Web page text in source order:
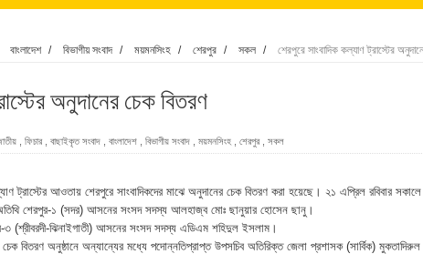
নদের ভাঙ্গন; চোখের সামনেই ভিটে মাটি হারিয়ে দিশেহারা মানুষ
ভালো লাগে না?- আতিকুর রহমান
হামলায় চাচী নিহত; হত্যা মামলার প্রস্তুতি
কমিটি নিয়ে হট্টগোল, সমাজসেবা কর্মচারীর বিরুদ্ধে ঘুষের অভিযোগ
বাংলাদেশ / বিভাগীয় সংবাদ / ময়মনসিংহ / শেরপুর / সকল / শেরপুরে সাংবাদিক কল্যাণ ট্রাস্টের
অনুদানের চেক বিতরণ
ফিচার বাছাইকৃত সংবাদ বাংলাদেশ বিভাগীয় সংবাদ ময়মনসিংহ শেরপুর সকল
ট্রাস্টের আওতায় শেরপুরে সাংবাদিকদের মাঝে অনুদানের চেক বিতরণ করা হয়েছে। ২১ এপ্রিল রবিবার
শেরপুর-১ (সদর) আসনের সংসদ সদস্য আলহাজ্ব মোঃ ছানুয়ার হোসেন ছানু।
৩ (শ্রীবরদী-ঝিনাইগাতী) আসনের সংসদ সদস্য এডিএম শহিদুল ইসলাম।
বিতরণ অনুষ্ঠানে অন্যান্যের মধ্যে পদোন্নতিপ্রাপ্ত উপসচিব অতিরিক্ত জেলা প্রশাসক (সার্বিক)